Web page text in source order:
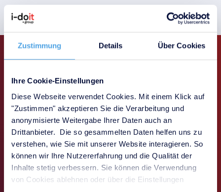
Zustimmung Details Über Cookies
Ihre Cookie-Einstellungen
Diese Webseite verwendet Cookies. Mit einem Klick auf
"Zustimmen" akzeptieren Sie die Verarbeitung und
anonymisierte Weitergabe Ihrer Daten auch an
Drittanbieter. Die so gesammelten Daten helfen uns zu
verstehen, wie Sie mit unserer Website interagieren. So
können wir Ihre Nutzererfahrung und die Qualität der
Inhalte stetig verbessern. Sie können die Verwendung
von Cookies ablehnen oder über die Einstellungen
Jetzt herunterladen
Füllen Sie bitte das untenstehende Formular aus und
senden Sie es ab. Kurz darauf erhalten Sie eine E-Mail
mit dem Link zum Whitepaper. Es kann losgehen!